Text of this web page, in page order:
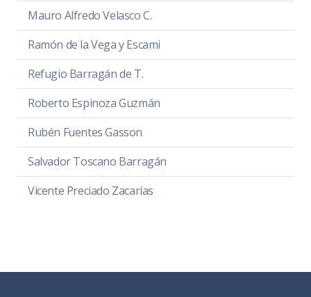
Mauro Alfredo Velasco C.
Ramón de la Vega y Escami
Refugio Barragán de T.
Roberto Espinoza Guzmán
Rubén Fuentes Gasson
Salvador Toscano Barragán
Vicente Preciado Zacarías